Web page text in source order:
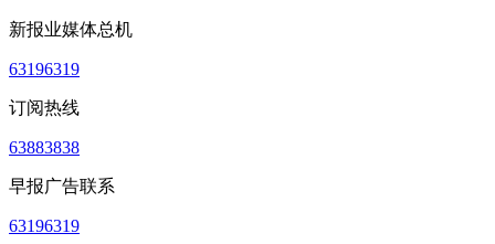
新报业媒体总机
63196319
订阅热线
63883838
早报广告联系
63196319